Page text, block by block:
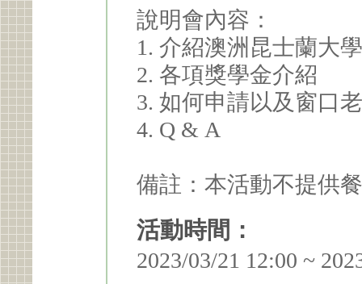
說明會內容：
1. 介紹澳洲昆士蘭大
2. 各項獎學金介紹
3. 如何申請以及窗口
4. Q & A
備註：本活動不提供
活動時間：
2023/03/21 12:00 ~